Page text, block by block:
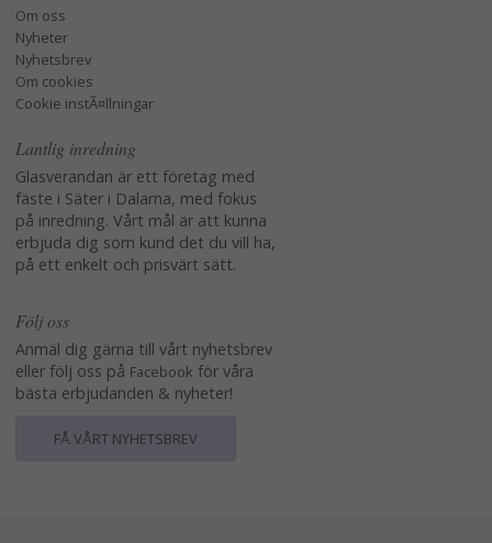
Om oss
Nyheter
Nyhetsbrev
Om cookies
Cookie instÃ¤llningar
Lantlig inredning
Glasverandan är ett företag med
fäste i Säter i Dalarna, med fokus
på inredning. Vårt mål är att kunna
erbjuda dig som kund det du vill ha,
på ett enkelt och prisvärt sätt.
Följ oss
Anmäl dig gärna till vårt nyhetsbrev
eller följ oss på Facebook för våra
bästa erbjudanden & nyheter!
FÅ VÅRT NYHETSBREV